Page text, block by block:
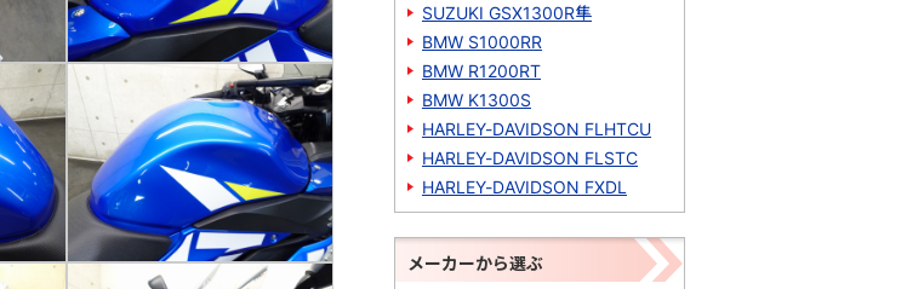
SUZUKI GSX1300R隼
BMW S1000RR
BMW R1200RT
BMW K1300S
HARLEY-DAVIDSON FLHTCU
HARLEY-DAVIDSON FLSTC
HARLEY-DAVIDSON FXDL
メーカーから選ぶ